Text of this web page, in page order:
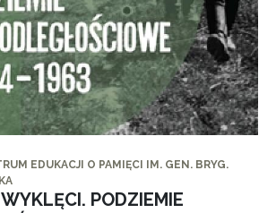
EDUKACJI O PAMIĘCI IM. GEN. BRYG.
PODZIEMIE